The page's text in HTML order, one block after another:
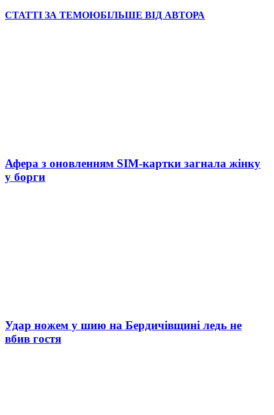
СТАТТІ ЗА ТЕМОЮБІЛЬШЕ ВІД АВТОРА
Афера з оновленням SIM-картки загнала жінку
у борги
Удар ножем у шию на Бердичівщині ледь не
вбив гостя